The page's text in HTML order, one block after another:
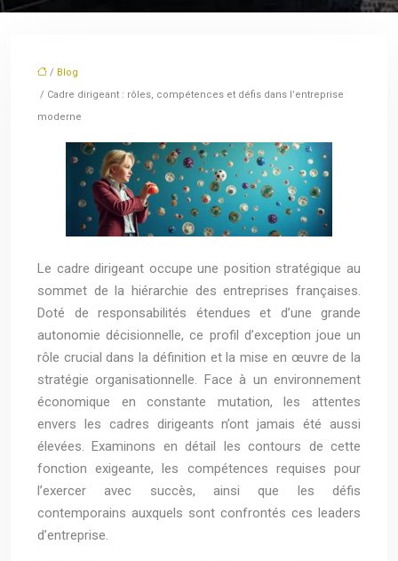
/ Blog
/ Cadre dirigeant : rôles, compétences et défis dans l’entreprise
moderne
Le cadre dirigeant occupe une position stratégique au
sommet de la hiérarchie des entreprises françaises.
Doté de responsabilités étendues et d’une grande
autonomie décisionnelle, ce profil d’exception joue un
rôle crucial dans la définition et la mise en œuvre de la
stratégie organisationnelle. Face à un environnement
économique en constante mutation, les attentes
envers les cadres dirigeants n’ont jamais été aussi
élevées. Examinons en détail les contours de cette
fonction exigeante, les compétences requises pour
l’exercer avec succès, ainsi que les défis
contemporains auxquels sont confrontés ces leaders
d’entreprise.